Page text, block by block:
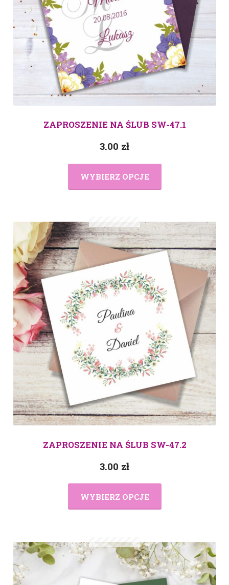
ZAPROSZENIE NA ŚLUB SW-47.1
3.00 zł
WYBIERZ OPCJE
ZAPROSZENIE NA ŚLUB SW-47.2
3.00 zł
WYBIERZ OPCJE